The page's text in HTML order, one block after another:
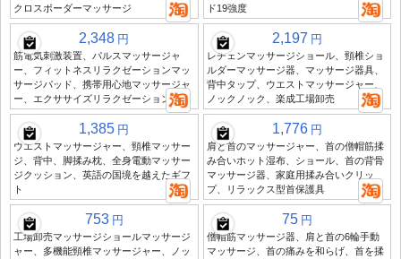
クロスボーダーマッサージ
ド19強度
2,348 円
筋電気刺激装置、パルスマッサージャ
ー、フィットネスリラクゼーションマッ
サージパッド、携帯用心地マッサージャ
ー、エクササイズリラクゼーション
2,197 円
レチェンマッサージショール、頸椎ショ
ルダーマッサージ器、マッサージ器具、
背中タップ、ウエストマッサージャー、
ノックノック、楽成工場卸売
1,385 円
ウエストマッサージャー、頸椎マッサー
ジ、背中、脚揉み枕、全身電動マッサー
ジクッション、英語の国境を越えたギフ
ト
1,776 円
肩と首のマッサージャー、首の僧帽筋揉
み合いホット湿布、ショール、首の背骨
マッサージ器、家庭用揉み合いクリッ
プ、リラックス型首保護具
753 円
工場卸売マッサージショールマッサージ
ャー、多機能頸椎マッサージャー、ノッ
75 円
僧帽筋マッサージ器、肩と首の6輪手動
マッサージ、首の痛みを和らげ、首を揉